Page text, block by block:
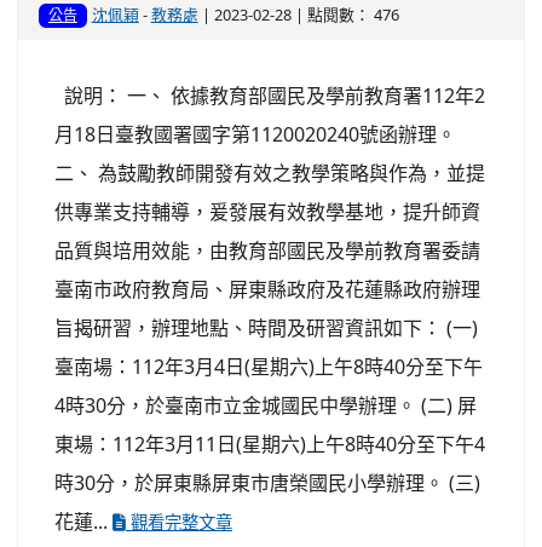
公告 沈佩穎-教務處 | 2023-02-28 | 點閱數： 476
說明： 一、 依據教育部國民及學前教育署112年2
月18日臺教國署國字第1120020240號函辦理。
二、 為鼓勵教師開發有效之教學策略與作為，並提
供專業支持輔導，爰發展有效教學基地，提升師資
品質與培用效能，由教育部國民及學前教育署委請
臺南市政府教育局、屏東縣政府及花蓮縣政府辦理
旨揭研習，辦理地點、時間及研習資訊如下： (一)
臺南場：112年3月4日(星期六)上午8時40分至下午
4時30分，於臺南市立金城國民中學辦理。 (二) 屏
東場：112年3月11日(星期六)上午8時40分至下午4
時30分，於屏東縣屏東市唐榮國民小學辦理。 (三)
花蓮...
觀看完整文章